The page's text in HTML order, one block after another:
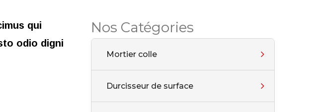
Nos Catégories
Mortier colle
Durcisseur de surface
qui
odio digni